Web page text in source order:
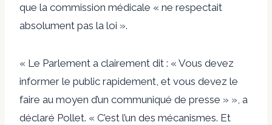
que la commission médicale « ne respectait
absolument pas la loi ».
« Le Parlement a clairement dit : « Vous devez
informer le public rapidement, et vous devez le
faire au moyen d’un communiqué de presse » », a
déclaré Pollet. « C’est l’un des mécanismes. Et